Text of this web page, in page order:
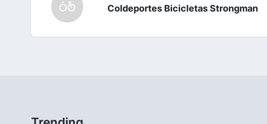
Coldeportes Bicicletas Strongman